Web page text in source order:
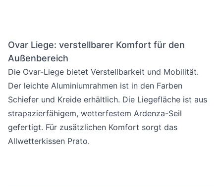
Stühle
Andere
Yoi
VerkaufsstellenSuche am Verkaufsort
Mehr 3D-Modelle
Arbeiten bei
Uber uns
Sprachwahl
Ovar Liege: verstellbarer Komfort für den
Außenbereich
Die Ovar-Liege bietet Verstellbarkeit und Mobilität.
Der leichte Aluminiumrahmen ist in den Farben
Schiefer und Kreide erhältlich. Die Liegefläche ist aus
strapazierfähigem, wetterfestem Ardenza-Seil
gefertigt. Für zusätzlichen Komfort sorgt das
Allwetterkissen Prato.